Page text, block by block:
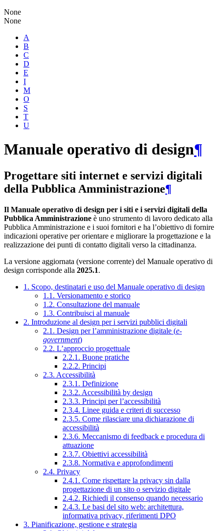
None
None
A
B
C
D
E
I
M
O
S
T
U
Manuale operativo di design¶
Progettare siti internet e servizi digitali
della Pubblica Amministrazione¶
Il Manuale operativo di design per i siti e i servizi digitali della
Pubblica Amministrazione è uno strumento di lavoro dedicato alla
Pubblica Amministrazione e i suoi fornitori e ha l’obiettivo di fornire
indicazioni operative per orientare e migliorare la progettazione e la
realizzazione dei punti di contatto digitali verso la cittadinanza.
La versione aggiornata (versione corrente) del Manuale operativo di
design corrisponde alla 2025.1.
1. Scopo, destinatari e uso del Manuale operativo di design
1.1. Versionamento e storico
1.2. Consultazione del manuale
1.3. Contribuisci al manuale
2. Introduzione al design per i servizi pubblici digitali
2.1. Design per l’amministrazione digitale (e-
government)
2.2. L’approccio progettuale
2.2.1. Buone pratiche
2.2.2. Principi
2.3. Accessibilità
2.3.1. Definizione
2.3.2. Accessibilità by design
2.3.3. Principi per l’accessibilità
2.3.4. Linee guida e criteri di successo
2.3.5. Come rilasciare una dichiarazione di
accessibilità
2.3.6. Meccanismo di feedback e procedura di
attuazione
2.3.7. Obiettivi accessibilità
2.3.8. Normativa e approfondimenti
2.4. Privacy
2.4.1. Come rispettare la privacy sin dalla
progettazione di un sito o servizio digitale
2.4.2. Richiedi il consenso quando necessario
2.4.3. Le basi del sito web: architettura,
informativa privacy, riferimenti DPO
3. Pianificazione, gestione e strategia